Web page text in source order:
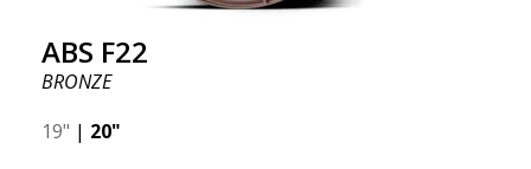
ABS F22
BRONZE
19" | 20"